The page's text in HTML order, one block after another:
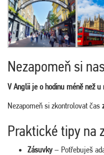
Nezapomeň si
V Anglii je o hodinu méně než u
Nezapomeň si zkontrolovat čas
Praktické tipy na
Zásuvky– Potřebuješ